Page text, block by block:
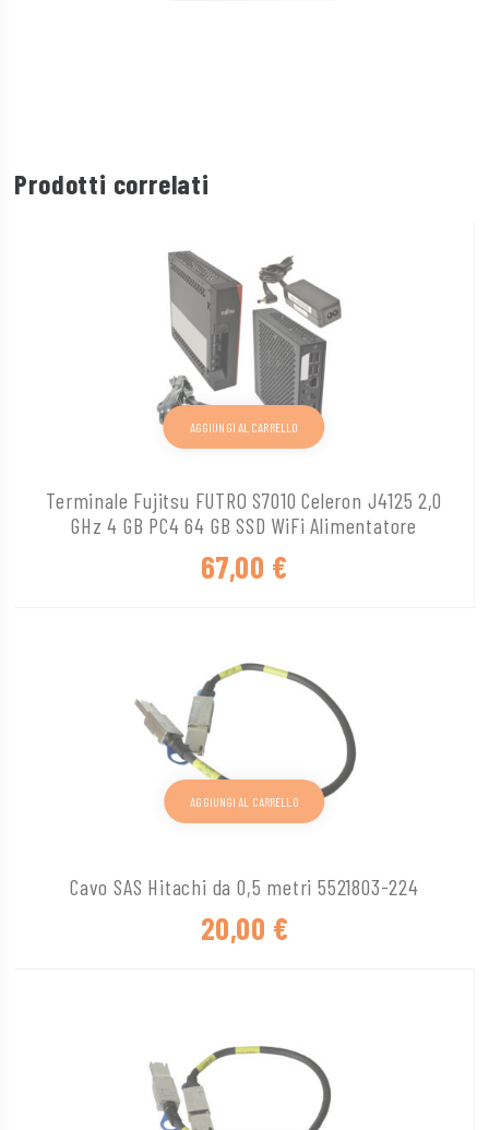
Prodotti correlati
Terminale Fujitsu FUTRO S7010 Celeron J4125 2,0
GHz 4 GB PC4 64 GB SSD WiFi Alimentatore
67,00 €
AGGIUNGI AL CARRELLO
Cavo SAS Hitachi da 0,5 metri 5521803-224
20,00 €
AGGIUNGI AL CARRELLO